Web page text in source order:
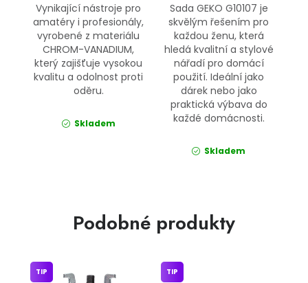
Vynikající nástroje pro
amatéry i profesionály,
vyrobené z materiálu
CHROM-VANADIUM,
který zajišťuje vysokou
kvalitu a odolnost proti
oděru.
Skladem
Sada GEKO G10107 je
skvělým řešením pro
každou ženu, která
hledá kvalitní a stylové
nářadí pro domácí
použití. Ideální jako
dárek nebo jako
praktická výbava do
každé domácnosti.
Skladem
Podobné produkty
TIP TIP